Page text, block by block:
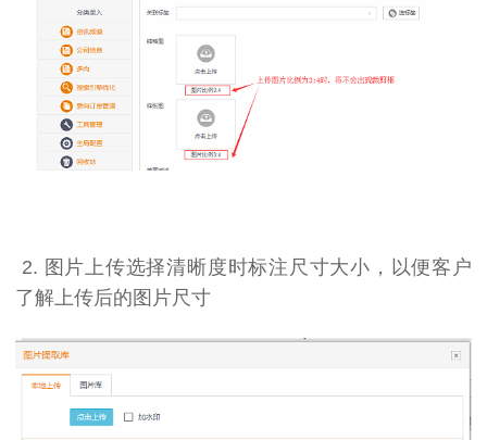
2. 图片上传选择清晰度时标注尺寸大小，以便客户
了解上传后的图片尺寸